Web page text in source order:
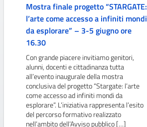
Mostra finale progetto “STARGATE:
l’arte come accesso a infiniti mondi
da esplorare” – 3-5 giugno ore
16.30
Con grande piacere invitiamo genitori,
alunni, docenti e cittadinanza tutta
all’evento inaugurale della mostra
conclusiva del progetto “Stargate: l’arte
come accesso ad infiniti mondi da
esplorare”. L’iniziativa rappresenta l’esito
del percorso formativo realizzato
nell’ambito dell’Avviso pubblico […]